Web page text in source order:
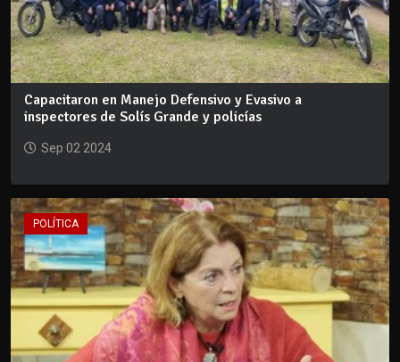
Capacitaron en Manejo Defensivo y Evasivo a
inspectores de Solís Grande y policías
Sep 02 2024
POLÍTICA